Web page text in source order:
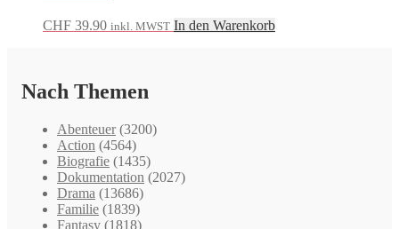
CHF 39.90 inkl. MWST In den Warenkorb
Nach Themen
Abenteuer (3200)
Action (4564)
Biografie (1435)
Dokumentation (2027)
Drama (13686)
Familie (1839)
Fantasy (1818)